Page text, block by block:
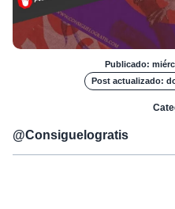
Publicado:
Post actualizado:
@Consiguelogratis